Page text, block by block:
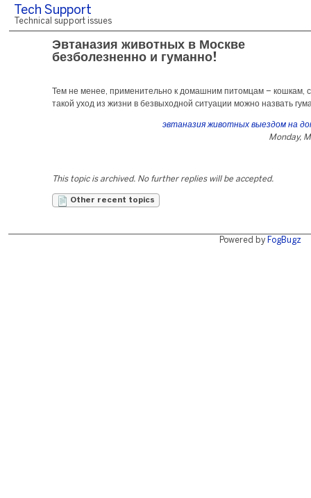
Tech Support
Technical support issues
Эвтаназия животных в Москве
безболезненно и гуманно!
Тем не менее, применительно к домашним питомцам – кошкам,
такой уход из жизни в безвыходной ситуации можно назвать
эвтаназия животных выездом на
Monday,
This topic is archived. No further replies will be accepted.
Other recent topics
Powered by FogBugz